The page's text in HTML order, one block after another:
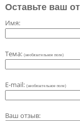
Оставьте ваш
Имя:
Тема: (необязательное поле)
E-mail: (необязательное поле)
Ваш отзыв: